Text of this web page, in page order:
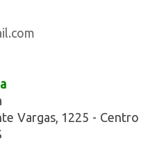
Vargas, 1225 - Centro